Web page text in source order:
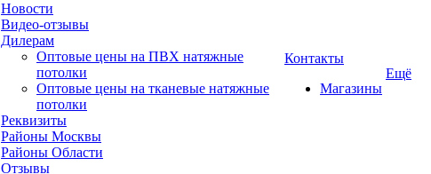
Новости
Видео-отзывы
Дилерам
Оптовые цены на ПВХ натяжные
потолки
Оптовые цены на тканевые натяжные
потолки
Реквизиты
Районы Москвы
Районы Области
Отзывы
Контакты
Магазины
Ещё